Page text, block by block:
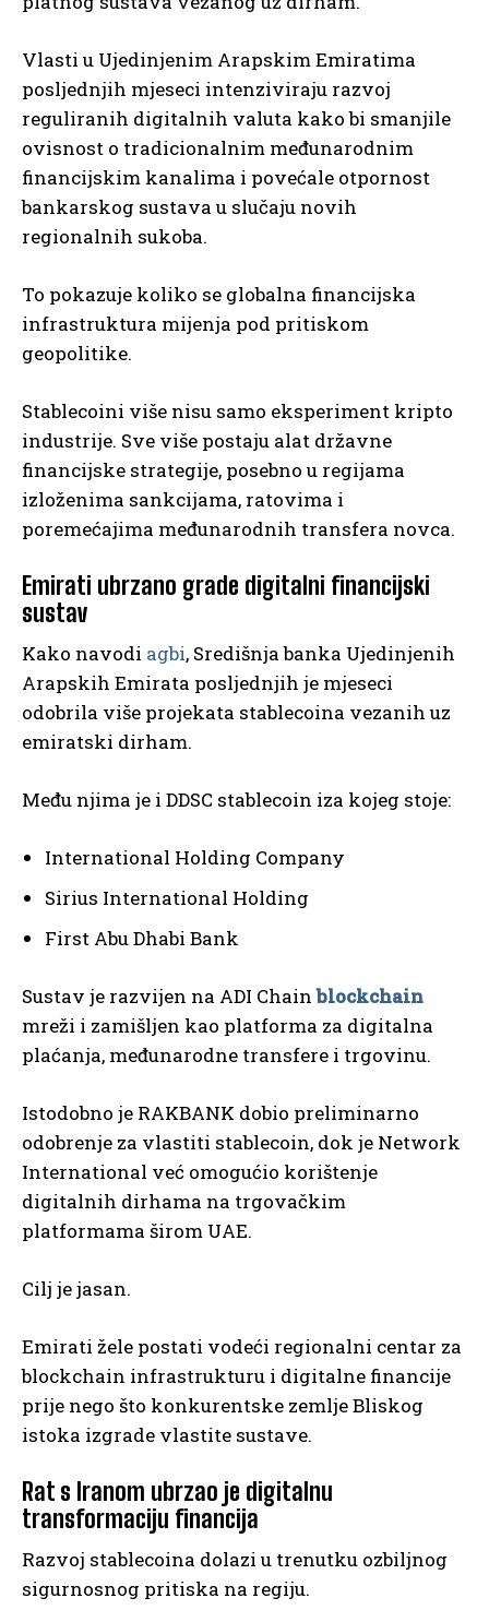
Vlasti u Ujedinjenim Arapskim Emiratima
posljednjih mjeseci intenziviraju razvoj
reguliranih digitalnih valuta kako bi smanjile
ovisnost o tradicionalnim međunarodnim
financijskim kanalima i povećale otpornost
bankarskog sustava u slučaju novih
regionalnih sukoba.
To pokazuje koliko se globalna financijska
infrastruktura mijenja pod pritiskom
geopolitike.
Stablecoini više nisu samo eksperiment kripto
industrije. Sve više postaju alat državne
financijske strategije, posebno u regijama
izloženima sankcijama, ratovima i
poremećajima međunarodnih transfera novca.
Emirati ubrzano grade digitalni financijski
sustav
Kako navodi agbi, Središnja banka Ujedinjenih
Arapskih Emirata posljednjih je mjeseci
odobrila više projekata stablecoina vezanih uz
emiratski dirham.
Među njima je i DDSC stablecoin iza kojeg stoje:
International Holding Company
Sirius International Holding
First Abu Dhabi Bank
Sustav je razvijen na ADI Chainblockchain
mreži i zamišljen kao platforma za digitalna
plaćanja, međunarodne transfere i trgovinu.
Istodobno je RAKBANK dobio preliminarno
odobrenje za vlastiti stablecoin, dok je Network
International već omogućio korištenje
digitalnih dirhama na trgovačkim
platformama širom UAE.
Cilj je jasan.
Emirati žele postati vodeći regionalni centar za
blockchain infrastrukturu i digitalne financije
prije nego što konkurentske zemlje Bliskog
istoka izgrade vlastite sustave.
Rat s Iranom ubrzao je digitalnu
transformaciju financija
Razvoj stablecoina dolazi u trenutku ozbiljnog
sigurnosnog pritiska na regiju.